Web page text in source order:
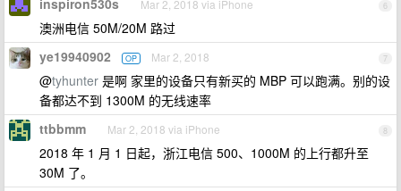
6
inspiron530s Mar 2, 2018 via iPhone
澳洲电信 50M/20M 路过
7
ye19940902 OP Mar 2, 2018
@tyhunter 是啊 家里的设备只有新买的 MBP 可以跑满。别的设
备都达不到 1300M 的无线速率
8
ttbbmm Mar 2, 2018 via iPhone
2018 年 1 月 1 日起，浙江电信 500、1000M 的上行都升至
30M 了。